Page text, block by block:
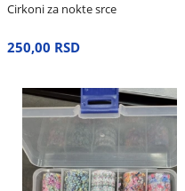
Cirkoni za nokte srce
250,00 RSD